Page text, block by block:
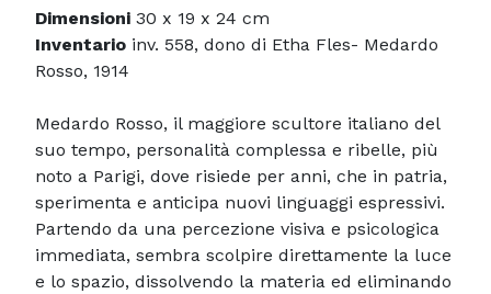
Dimensioni 30 x 19 x 24 cm
Inventario inv. 558, dono di Etha Fles- Medardo
Rosso, 1914
Medardo Rosso, il maggiore scultore italiano del
suo tempo, personalità complessa e ribelle, più
noto a Parigi, dove risiede per anni, che in patria,
sperimenta e anticipa nuovi linguaggi espressivi.
Partendo da una percezione visiva e psicologica
immediata, sembra scolpire direttamente la luce
e lo spazio, dissolvendo la materia ed eliminando